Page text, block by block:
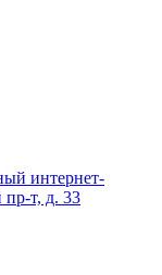
интернет-
пр-т, д. 33